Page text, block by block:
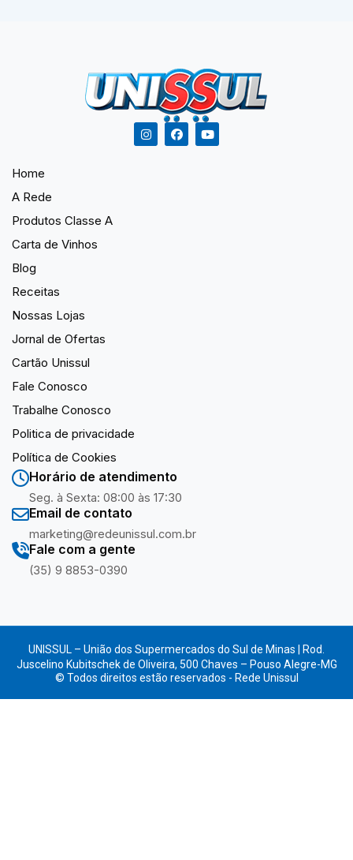
Home
A Rede
Produtos Classe A
Carta de Vinhos
Blog
Receitas
Nossas Lojas
Jornal de Ofertas
Cartão Unissul
Fale Conosco
Trabalhe Conosco
Politica de privacidade
Política de Cookies
Horário de atendimento
Seg. à Sexta: 08:00 às 17:30
Email de contato
marketing@redeunissul.com.br
Fale com a gente
(35) 9 8853-0390
UNISSUL – União dos Supermercados do Sul de Minas | Rod.
Juscelino Kubitschek de Oliveira, 500 Chaves – Pouso Alegre-MG
© Todos direitos estão reservados - Rede Unissul